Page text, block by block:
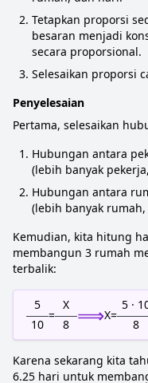
Tetapkan proporsi
besaran menjadi
secara proporsional.
Selesaikan proporsi
Penyelesaian
Pertama, selesaikan
Hubungan antara
(lebih banyak
Hubungan antara
(lebih banyak
Kemudian, kita hitung
membangun 3 rumah
terbalik:
5
10
=
X
8 ⟹X=
5 ·
8
Karena sekarang kita
6.25 hari untuk